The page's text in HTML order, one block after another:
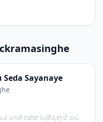
Sayanaye
ඔබත් එක්ක වැතිරුනු ඒ පාට